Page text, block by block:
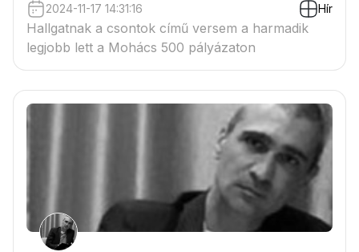
pályázaton
2024-11-17 14:31:16 Hír
Hallgatnak a csontok című versem a harmadik
legjobb lett a Mohács 500 pályázaton